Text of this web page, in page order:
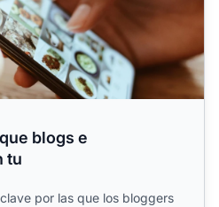
blogs e
tu
por las que los bloggers